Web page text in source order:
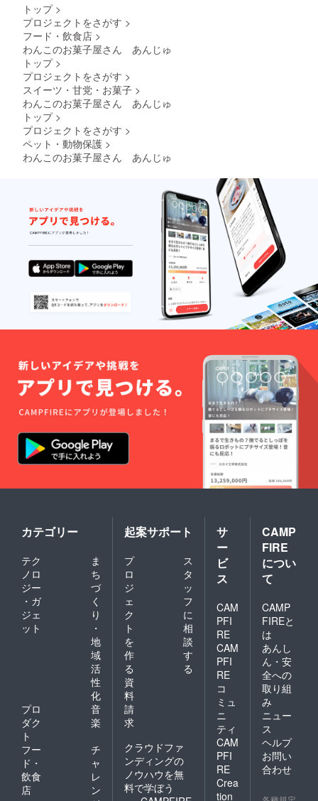
トップ >
プロジェクトをさがす >
フード・飲食店 >
わんこのお菓子屋さん あんじゅ
トップ >
プロジェクトをさがす >
スイーツ・甘党・お菓子 >
わんこのお菓子屋さん あんじゅ
トップ >
プロジェクトをさがす >
ペット・動物保護 >
わんこのお菓子屋さん あんじゅ
カテゴリー
テク
ノロ
ジー
・ガ
ジェ
ット
ま
ち
づ
く
り
・
地
域
活
性
化
プロ
ダク
ト
音
楽
フー
ド・
飲食
店
チ
ャ
レ
ン
起案サポート
プ
ロ
ジ
ェ
ク
ト
を
作
る
ス
タ
ッ
フ
に
相
談
す
る
資
料
請
求
クラウドファ
ンディングの
ノウハウを無
料で学ぼう
サ
ー
ビ
ス
CAM
PFI
RE
CAM
PFI
RE
コ
ミュ
ニ
ティ
CAM
PFI
RE
Crea
tion
CAMP
FIRE
につい
て
CAMP
FIREと
は
あんし
ん・安
全への
取り組
み
ニュー
ス
ヘルプ
お問い
合わせ